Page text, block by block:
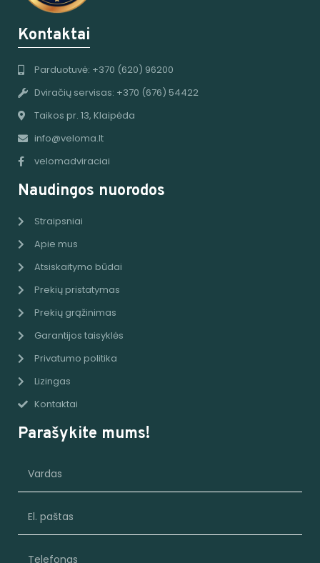
Kontaktai
Parduotuvė: +370 (620) 96200
Dviračių servisas: +370 (676) 54422
Taikos pr. 13, Klaipėda
info@veloma.lt
velomadviraciai
Naudingos nuorodos
Straipsniai
Apie mus
Atsiskaitymo būdai
Prekių pristatymas
Prekių grąžinimas
Garantijos taisyklės
Privatumo politika
Lizingas
Kontaktai
Parašykite mums!